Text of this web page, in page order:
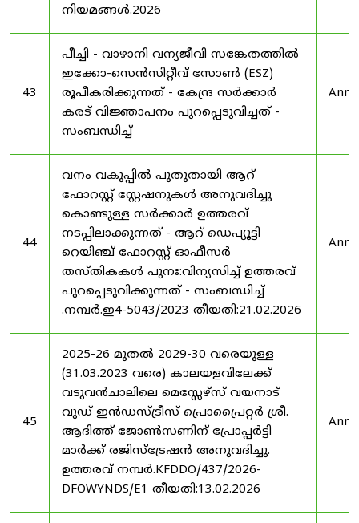
നിയമങ്ങൾ.2026
43
പീച്ചി - വാഴാനി വന്യജീവി സങ്കേതത്തിൽ
ഇക്കോ-സെൻസിറ്റീവ് സോൺ (ESZ)
രൂപീകരിക്കുന്നത് - കേന്ദ്ര സർക്കാർ
കരട് വിജ്ഞാപനം പുറപ്പെടുവിച്ചത് -
സംബന്ധിച്ച്
44
വനം വകുപ്പിൽ പുതുതായി ആറ്
ഫോറസ്റ്റ് സ്റ്റേഷനുകൾ അനുവദിച്ചു
കൊണ്ടുള്ള സർക്കാർ ഉത്തരവ്
നടപ്പിലാക്കുന്നത് - ആറ് ഡെപ്യൂട്ടി
റെയിഞ്ച് ഫോറസ്റ്റ് ഓഫീസർ
തസ്തികകൾ പുനഃ:വിന്യസിച്ച് ഉത്തരവ്
പുറപ്പെടുവിക്കുന്നത് - സംബന്ധിച്ച്
.നമ്പർ.ഇ4-5043/2023 തീയതി:21.02.2026
45
2025-26 മുതൽ 2029-30 വരെയുള്ള
(31.03.2023 വരെ) കാലയളവിലേക്ക്
വടുവൻചാലിലെ മെസ്സേഴ്സ് വയനാട്
വുഡ് ഇൻഡസ്ട്രീസ് പ്രൊപ്രൈറ്റർ ശ്രീ.
ആദിത്ത് ജോൺസണിന് പ്രോപ്പർട്ടി
മാർക്ക് രജിസ്ട്രേഷൻ അനുവദിച്ചു.
ഉത്തരവ് നമ്പർ.KFDDO/437/2026-
DFOWYNDS/E1 തീയതി:13.02.2026